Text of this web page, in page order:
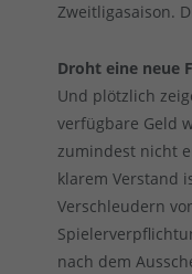
Zweitligasaison.
Droht eine neue
Und plötzlich
verfügbare Geld
zumindest nicht
klarem Verstand
Verschleudern
nach dem